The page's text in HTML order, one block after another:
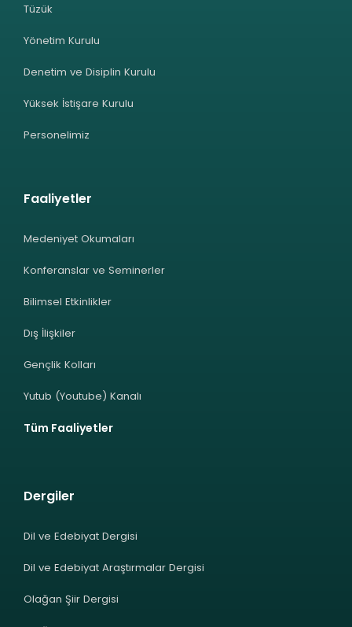
Tüzük
Yönetim Kurulu
Denetim ve Disiplin Kurulu
Yüksek İstişare Kurulu
Personelimiz
Faaliyetler
Medeniyet Okumaları
Konferanslar ve Seminerler
Bilimsel Etkinlikler
Dış İlişkiler
Gençlik Kolları
Yutub (Youtube) Kanalı
Tüm Faaliyetler
Dergiler
Dil ve Edebiyat Dergisi
Dil ve Edebiyat Araştırmalar Dergisi
Olağan Şiir Dergisi